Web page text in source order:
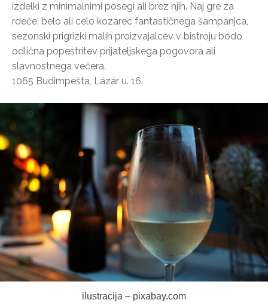
izdelki z minimalnimi posegi ali brez njih. Naj gre za
rdeče, belo ali celo kozarec fantastičnega šampanjca,
sezonski prigrizki malih proizvajalcev v bistroju bodo
odlična popestritev prijateljskega pogovora ali
slavnostnega večera.
1065 Budimpešta, Lázár u. 16.
ilustracija – pixabay.com